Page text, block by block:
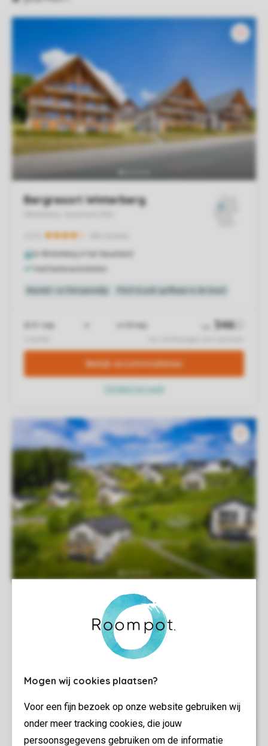
Mogen wij cookies plaatsen?
Voor een fijn bezoek op onze website gebruiken wij
onder meer tracking cookies, die jouw
persoonsgegevens gebruiken om de informatie